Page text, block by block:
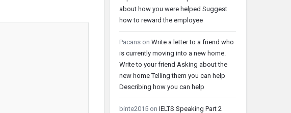
about how you were helped Suggest
how to reward the employee
Pacans on Write a letter to a friend who
is currently moving into a new home.
Write to your friend Asking about the
new home Telling them you can help
Describing how you can help
binte2015 on IELTS Speaking Part 2